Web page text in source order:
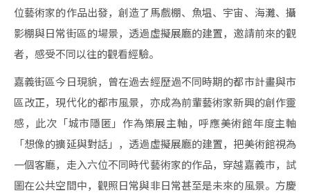
報
導
出
版
品
活
動
位藝術家的作品出發，創造了馬戲棚、魚塭、宇宙、海灘、攝
影棚與日常街區的場景，透過虛擬展廳的建置，邀請前來的觀
者，感受不同以往的觀看經驗。
嘉義街區今日現貌，曾在過去經歷過不同時期的都市計畫與市
區改正，現代化的都市風景，亦成為前輩藝術家新興的創作靈
感，此次「城市隱匿」作為策展主軸，呼應美術館年度主軸
「想像的擴延與對話」，透過虛擬展廳的建置，把美術館視為
一個客廳，走入六位不同時代藝術家的作品，穿越嘉義市，試
圖在公共空間中，觀照日常與非日常甚至是未來的風景。方慶